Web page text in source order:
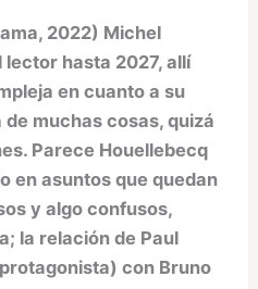
2022) Michel
hasta 2027, allí
en cuanto a su
muchas cosas, quizá
Parece Houellebecq
en asuntos que quedan
y algo confusos,
la relación de Paul
con Bruno